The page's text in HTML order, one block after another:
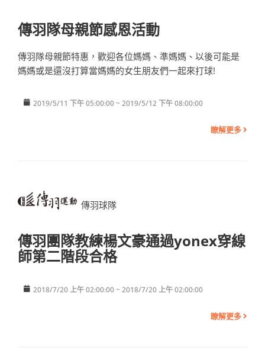
傳羽隊母親節感恩活動
傳羽隊母親節特惠，歡迎各位媽媽、準媽媽、以後可能是
媽媽或是還沒打算當媽媽的女生朋友們一起來打球!
2019/5/11 下午 05:00:00 ~ 2019/5/12 下午 08:00:00
瞭解更多
傳羽球隊
傳羽團隊教練楊文豪通過yonex穿線
師第二階段合格
2018/7/20 上午 02:00:00 ~ 2018/7/20 上午 02:00:00
瞭解更多